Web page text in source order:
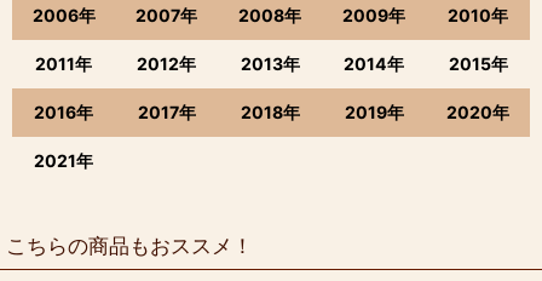
2006年 2007年 2008年 2009年 2010年
2011年 2012年 2013年 2014年 2015年
2016年 2017年 2018年 2019年 2020年
2021年
こちらの商品もおススメ！